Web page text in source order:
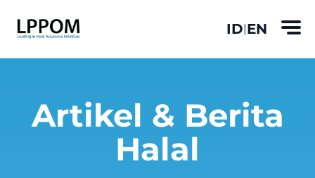
ID|EN
Artikel & Berita
Halal